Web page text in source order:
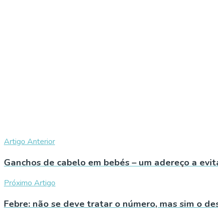
Artigo Anterior
Ganchos de cabelo em bebés – um adereço a
Próximo Artigo
Febre: não se deve tratar o número, mas sim o